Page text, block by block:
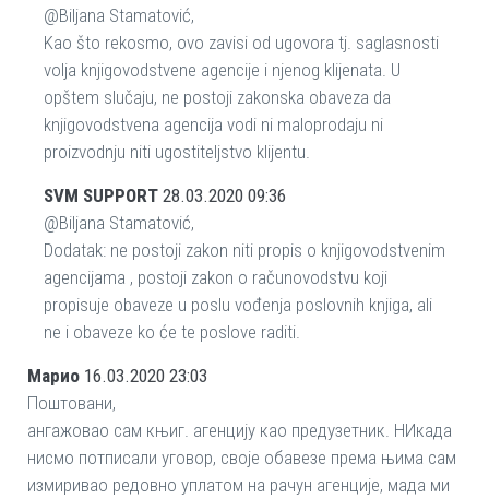
@Biljana Stamatović,
Kao što rekosmo, ovo zavisi od ugovora tj. saglasnosti
volja knjigovodstvene agencije i njenog klijenata. U
opštem slučaju, ne postoji zakonska obaveza da
knjigovodstvena agencija vodi ni maloprodaju ni
proizvodnju niti ugostiteljstvo klijentu.
SVM SUPPORT 28.03.2020 09:36
@Biljana Stamatović,
Dodatak: ne postoji zakon niti propis o knjigovodstvenim
agencijama , postoji zakon o računovodstvu koji
propisuje obaveze u poslu vođenja poslovnih knjiga, ali
ne i obaveze ko će te poslove raditi.
Марио 16.03.2020 23:03
Поштовани,
ангажовао сам књиг. агенцију као предузетник. НИкада
нисмо потписали уговор, своје обавезе према њима сам
измиривао редовно уплатом на рачун агенције, мада ми